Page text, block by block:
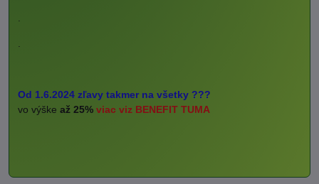
.
.
Od 1.6.2024 zľavy takmer na všetky ???
vo výške až 25% viac viz BENEFIT TUMA